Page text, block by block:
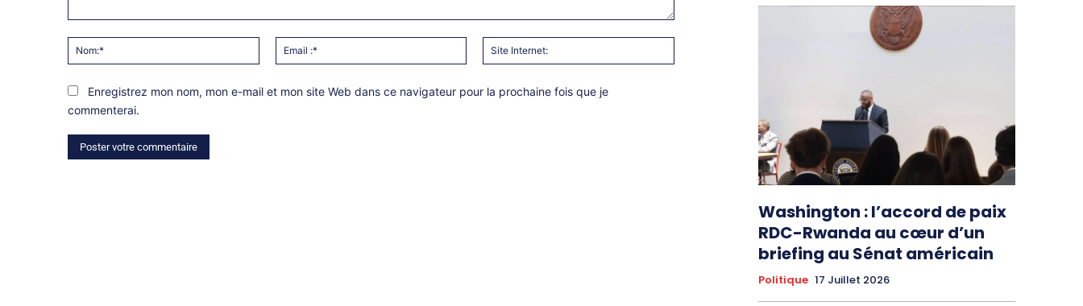
Nom:*
Email
:*
Internet:
Enregistrez mon nom, mon e-mail et mon site Web dans ce navigateur pour la prochaine fois que je
commenterai.
Washington : l’accord de paix
RDC-Rwanda au cœur d’un
briefing au Sénat américain
Politique 17 Juillet 2026